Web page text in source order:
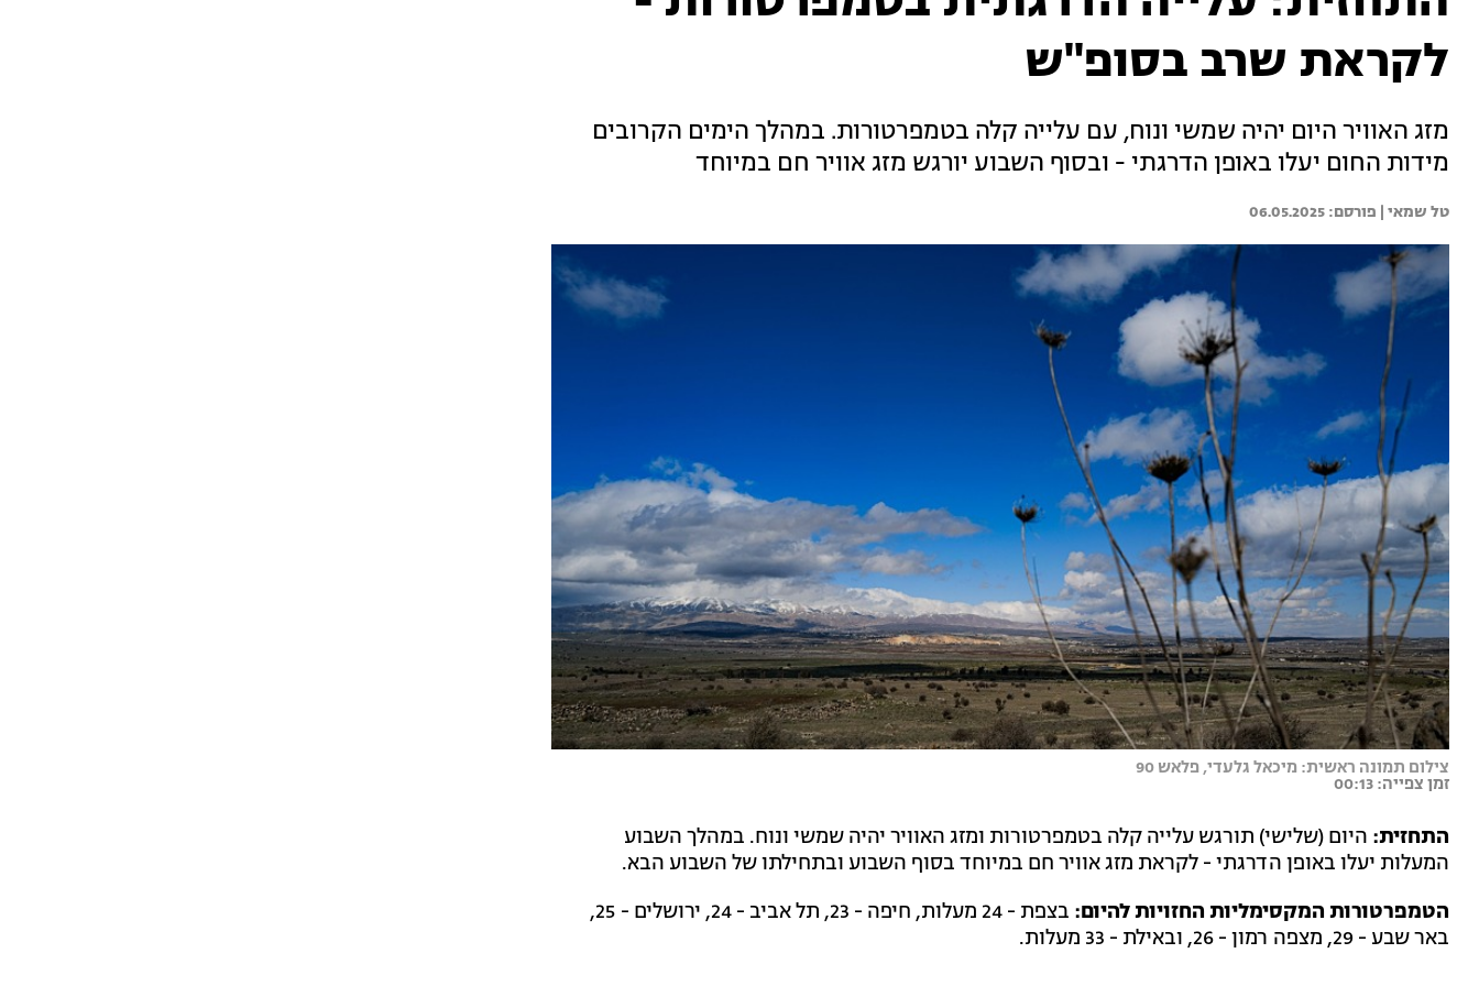
לקראת שרב בסופ"ש
מזג האוויר היום יהיה שמשי ונוח, עם עלייה קלה בטמפרטורות. במהלך הימים הקרובים
מידות החום יעלו באופן הדרגתי - ובסוף השבוע יורגש מזג אוויר חם במיוחד
טל שמאי | 06.05.2025
צילום תמונה ראשית: מיכאל גלעדי, פלאש 90
זמן צפייה: 00:13
התחזית: היום (שלישי) תורגש עלייה קלה בטמפרטורות ומזג האוויר יהיה שמשי ונוח. במהלך השבוע
המעלות יעלו באופן הדרגתי - לקראת מזג אוויר חם במיוחד בסוף השבוע ובתחילתו של השבוע הבא.
הטמפרטורות המקסימליות החזויות להיום:
בצפת - 24 מעלות, חיפה - 23, תל אביב - 24, ירושלים - 25,
באר שבע - 29, מצפה רמון - 26, ובאילת - 33 מעלות.